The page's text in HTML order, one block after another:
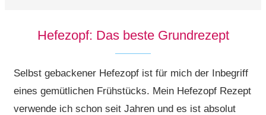
Hefezopf: Das beste Grundrezept
Selbst gebackener Hefezopf ist für mich der Inbegriff
eines gemütlichen Frühstücks. Mein Hefezopf Rezept
verwende ich schon seit Jahren und es ist absolut